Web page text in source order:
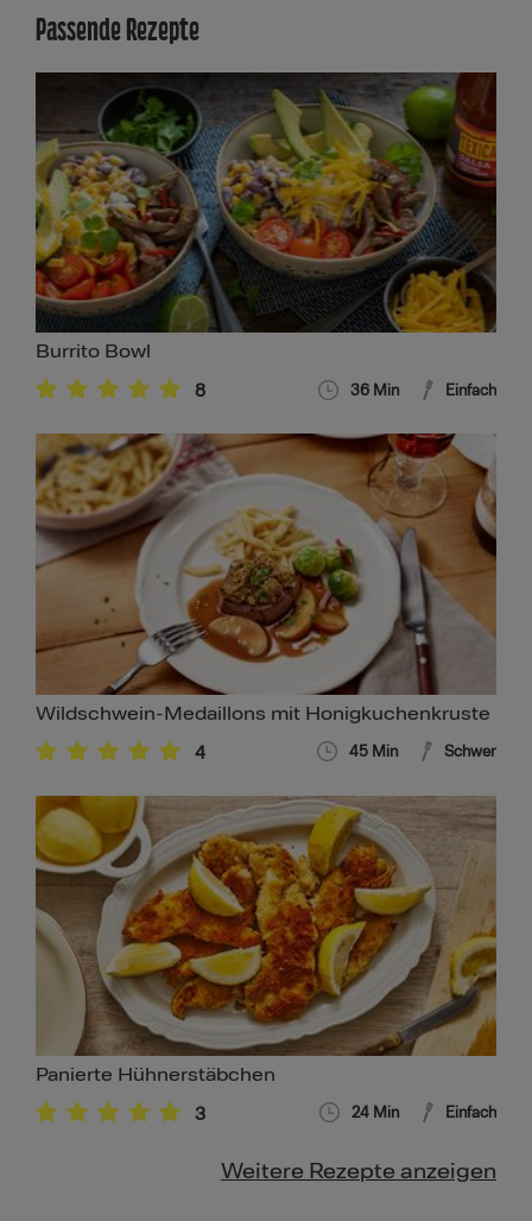
Passende Rezepte
Burrito Bowl
8 36 Min Einfach
Wildschwein-Medaillons mit Honigkuchenkruste
4 45 Min Schwer
Panierte Hühnerstäbchen
3 24 Min Einfach
Weitere Rezepte anzeigen